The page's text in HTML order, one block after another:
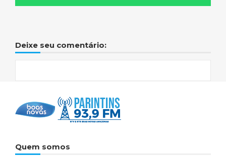
Deixe seu comentário:
Quem somos